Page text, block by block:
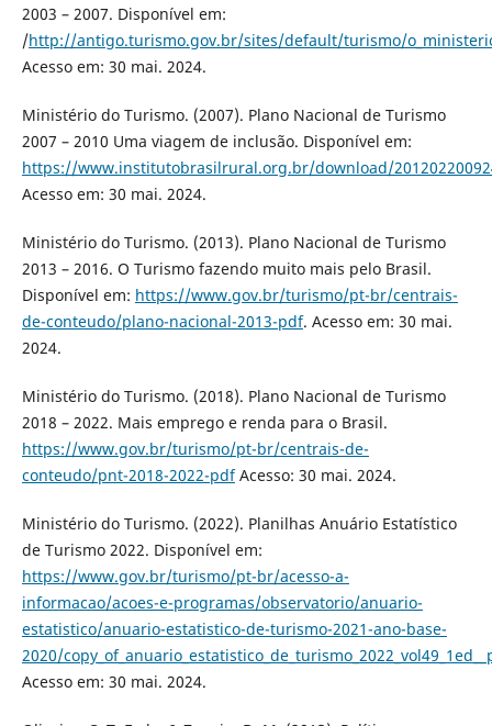
2003 – 2007. Disponível em:
/http://antigo.turismo.gov.br/sites/default/turismo/
Acesso em: 30 mai. 2024.
Ministério do Turismo. (2007). Plano Nacional de Turismo
2007 – 2010 Uma viagem de inclusão. Disponível em:
https://www.institutobrasilrural.org.br/download/
Acesso em: 30 mai. 2024.
Ministério do Turismo. (2013). Plano Nacional de Turismo
2013 – 2016. O Turismo fazendo muito mais pelo Brasil.
Disponível em: https://www.gov.br/turismo/pt-br/centrais-
de-conteudo/plano-nacional-2013-pdf. Acesso em: 30 mai.
2024.
Ministério do Turismo. (2018). Plano Nacional de Turismo
2018 – 2022. Mais emprego e renda para o Brasil.
https://www.gov.br/turismo/pt-br/centrais-de-
conteudo/pnt-2018-2022-pdfAcesso: 30 mai. 2024.
Ministério do Turismo. (2022). Planilhas Anuário Estatístico
de Turismo 2022. Disponível em:
https://www.gov.br/turismo/pt-br/acesso-a-
informacao/acoes-e-programas/observatorio/anuario-
estatistico/anuario-estatistico-de-turismo-2021-ano-base-
2020/
Acesso em: 30 mai. 2024.